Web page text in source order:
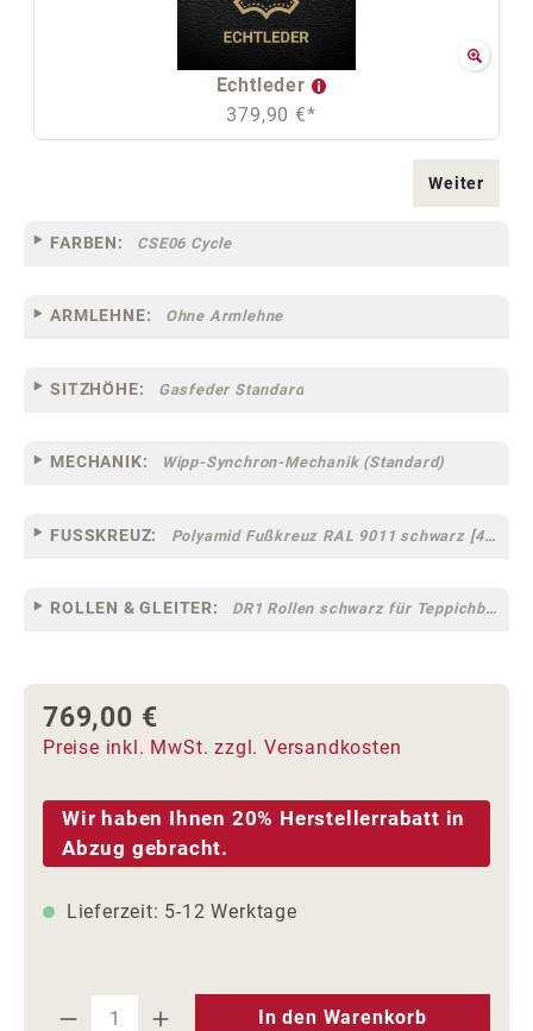
Echtleder
379,90 €*
Weiter
FARBEN: CSE06 Cycle
ARMLEHNE: Ohne Armlehne
SITZHÖHE: Gasfeder Standard
MECHANIK: Wipp-Synchron-Mechanik (Standard)
FUSSKREUZ: Polyamid Fußkreuz RAL 9011 schwarz [44]
ROLLEN & GLEITER: DR1 Rollen schwarz für Teppichböden [10]
Regulärer Preis:
769,00 €
Preise inkl. MwSt. zzgl. Versandkosten
Wir haben Ihnen 20% Herstellerrabatt in
Abzug gebracht.
Lieferzeit: 5-12 Werktage
Produkt Anzahl: Gib den
In den Warenkorb